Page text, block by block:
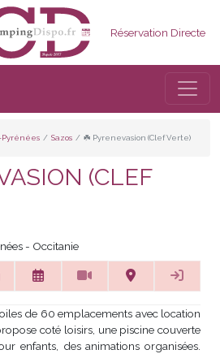
Réservation Directe
Sazos ☘️ Pyrenevasion (Clef Verte)
(CLEF
- Occitanie
de 60 emplacements avec location
coté loisirs, une piscine couverte
enfants, des animations organisées.